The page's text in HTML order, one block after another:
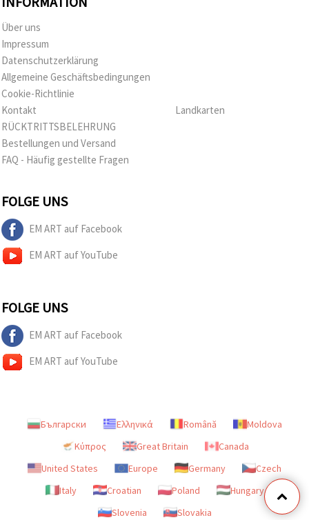
Über uns
Impressum
Datenschutzerklärung
Allgemeine Geschäftsbedingungen
Cookie-Richtlinie
Kontakt
RÜCKTRITTSBELEHRUNG
Bestellungen und Versand
FAQ - Häufig gestellte Fragen
Landkarten
FOLGE UNS
EM ART auf Facebook
EM ART auf YouTube
FOLGE UNS
EM ART auf Facebook
EM ART auf YouTube
Български Ελληνικά Română
Moldova
Κύπρος
Great Britain
Canada
United States
Europe Germany
Czech
Italy
Croatian Poland
Hungary
Slovenia
Slovakia